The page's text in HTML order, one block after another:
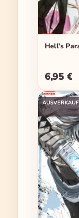
Hell's
6,95 €